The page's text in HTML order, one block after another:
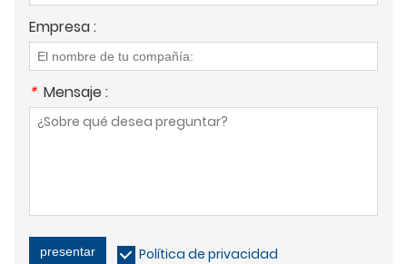
Empresa :
* Mensaje :
presentar Política de privacidad